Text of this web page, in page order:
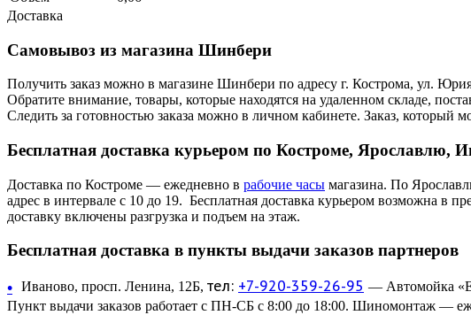
Доставка
Самовывоз из магазина Шинбери
Получить заказ можно в магазине Шинбери по адресу г. Кострома, ул.
Обратите внимание, товары, которые находятся на удаленном складе,
Следить за готовностью заказа можно в личном кабинете. Заказ, который
Бесплатная доставка курьером по Костроме, Ярославлю,
Доставка по Костроме — ежедневно в рабочие часы магазина. По
адрес в интервале с 10 до 19. Бесплатная доставка курьером возможна в
доставку включены разгрузка и подъем на этаж.
Бесплатная доставка в пункты выдачи заказов партнеров
• Иваново, просп. Ленина, 12Б, тел: +7-920-359-26-95 — Автомойка
Пункт выдачи заказов работает с ПН-СБ с 8:00 до 18:00. Шиномонтаж —